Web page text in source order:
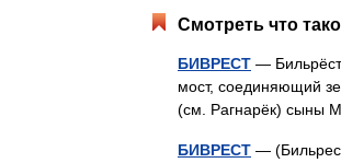
Смотреть что
БИВРЕСТ —
мост, соединяющий
(см. Рагнарёк) сыны
БИВРЕСТ —